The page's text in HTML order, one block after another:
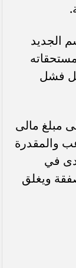
الجديد
الرحيل قبل فشل
مبلغ مالى
والمقدرة
مجدى في
ويغلق